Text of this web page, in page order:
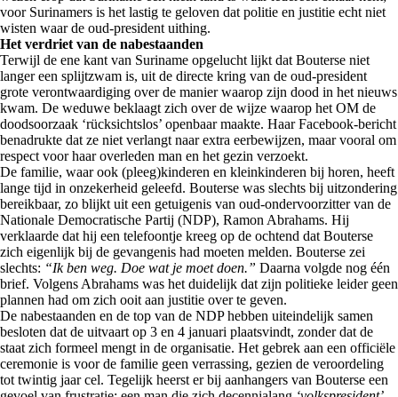
voor Surinamers is het lastig te geloven dat politie en justitie echt niet
wisten waar de oud-president uithing.
Het verdriet van de nabestaanden
Terwijl de ene kant van Suriname opgelucht lijkt dat Bouterse niet
langer een splijtzwam is, uit de directe kring van de oud-president
grote verontwaardiging over de manier waarop zijn dood in het nieuws
kwam. De weduwe beklaagt zich over de wijze waarop het OM de
doodsoorzaak ‘rücksichtslos’ openbaar maakte. Haar Facebook-bericht
benadrukte dat ze niet verlangt naar extra eerbewijzen, maar vooral om
respect voor haar overleden man en het gezin verzoekt.
De familie, waar ook (pleeg)kinderen en kleinkinderen bij horen, heeft
lange tijd in onzekerheid geleefd. Bouterse was slechts bij uitzondering
bereikbaar, zo blijkt uit een getuigenis van oud-ondervoorzitter van de
Nationale Democratische Partij (NDP), Ramon Abrahams. Hij
verklaarde dat hij een telefoontje kreeg op de ochtend dat Bouterse
zich eigenlijk bij de gevangenis had moeten melden. Bouterse zei
slechts: “Ik ben weg. Doe wat je moet doen.” Daarna volgde nog één
brief. Volgens Abrahams was het duidelijk dat zijn politieke leider geen
plannen had om zich ooit aan justitie over te geven.
De nabestaanden en de top van de NDP hebben uiteindelijk samen
besloten dat de uitvaart op 3 en 4 januari plaatsvindt, zonder dat de
staat zich formeel mengt in de organisatie. Het gebrek aan een officiële
ceremonie is voor de familie geen verrassing, gezien de veroordeling
tot twintig jaar cel. Tegelijk heerst er bij aanhangers van Bouterse een